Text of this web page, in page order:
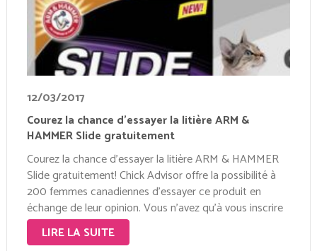
12/03/2017
Courez la chance d’essayer la litière ARM &
HAMMER Slide gratuitement
Courez la chance d’essayer la litière ARM & HAMMER
Slide gratuitement! Chick Advisor offre la possibilité à
200 femmes canadiennes d’essayer ce produit en
échange de leur opinion. Vous n’avez qu’à vous inscrire
sur la page de Chick Advisor ici, avant le 19 mars 2017
(allez …LIRE LA SUITE